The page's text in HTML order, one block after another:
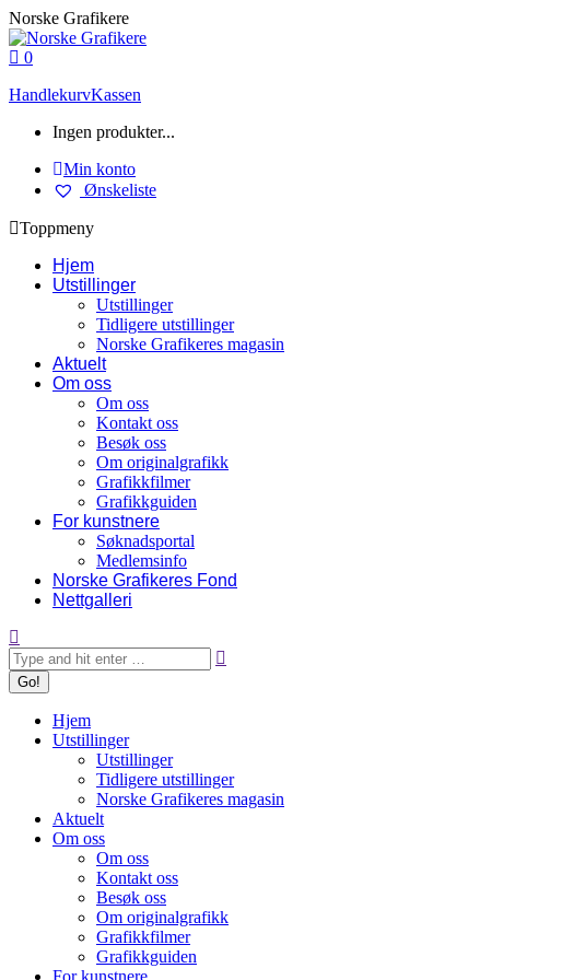
Skip
to
content
Norske Grafikere
0
HandlekurvKassen
Ingen produkter...
Min konto
Ønskeliste
Toppmeny
Hjem
Utstillinger
Utstillinger
Tidligere utstillinger
Norske Grafikeres magasin
Aktuelt
Om oss
Om oss
Kontakt oss
Besøk oss
Om originalgrafikk
Grafikkfilmer
Grafikkguiden
For kunstnere
Søknadsportal
Medlemsinfo
Norske Grafikeres Fond
Nettgalleri
Search:
Hjem
Utstillinger
Utstillinger
Tidligere utstillinger
Norske Grafikeres magasin
Aktuelt
Om oss
Om oss
Kontakt oss
Besøk oss
Om originalgrafikk
Grafikkfilmer
Grafikkguiden
For kunstnere